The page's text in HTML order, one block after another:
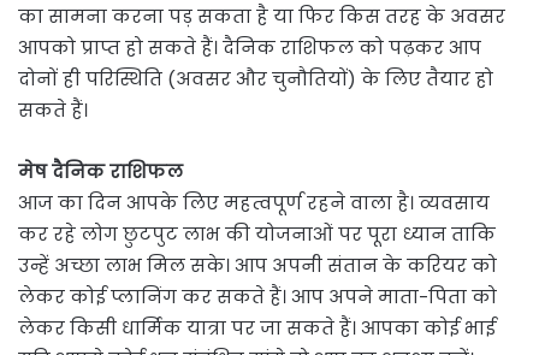
का सामना करना पड़ सकता है या फिर किस तरह के अवसर
आपको प्राप्त हो सकते हैं। दैनिक राशिफल को पढ़कर आप
दोनों ही परिस्थिति (अवसर और चुनौतियों) के लिए तैयार हो
सकते हैं।
मेष दैनिक राशिफल
आज का दिन आपके लिए महत्वपूर्ण रहने वाला है। व्यवसाय
कर रहे लोग छुटपुट लाभ की योजनाओं पर पूरा ध्यान ताकि
उन्हें अच्छा लाभ मिल सके। आप अपनी संतान के करियर को
लेकर कोई प्लानिंग कर सकते हैं। आप अपने माता-पिता को
लेकर किसी धार्मिक यात्रा पर जा सकते हैं। आपका कोई भाई